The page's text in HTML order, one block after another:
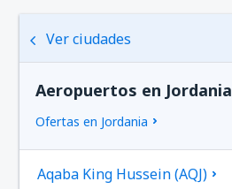
Ver ciudades
Aeropuertos en Jordania
Ofertas en Jordania
Aqaba King Hussein (AQJ)